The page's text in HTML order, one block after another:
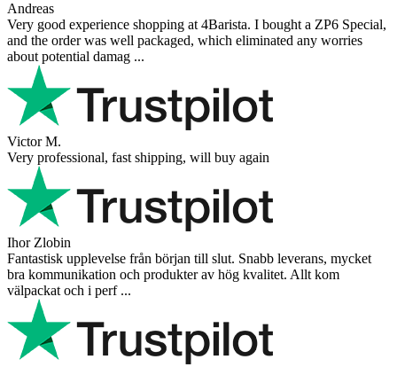
Andreas
Very good experience shopping at 4Barista. I bought a ZP6 Special,
and the order was well packaged, which eliminated any worries
about potential damag ...
Victor M.
Very professional, fast shipping, will buy again
Ihor Zlobin
Fantastisk upplevelse från början till slut. Snabb leverans, mycket
bra kommunikation och produkter av hög kvalitet. Allt kom
välpackat och i perf ...